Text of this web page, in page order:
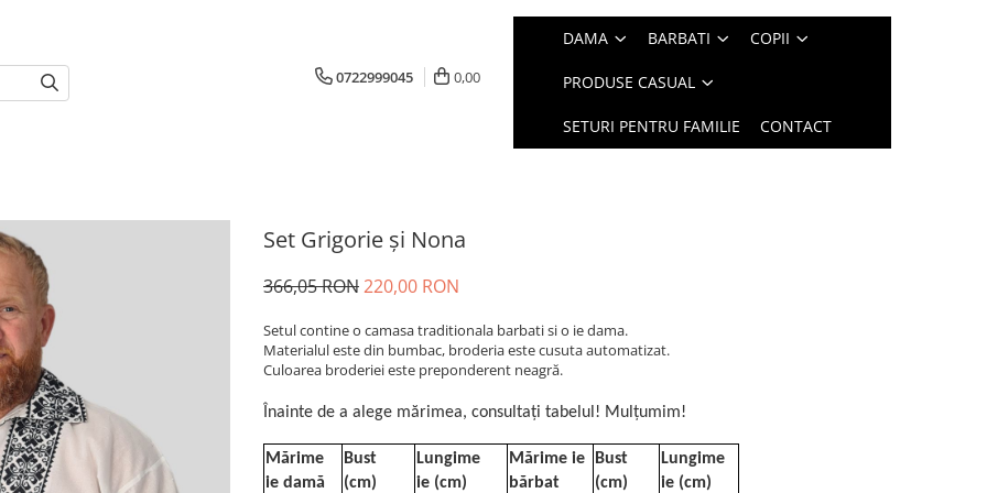
0722999045 0,00
DAMA BARBATI COPII
PRODUSE CASUAL
SETURI PENTRU FAMILIE CONTACT
Set Grigorie și Nona
366,05 RON220,00 RON
Setul contine o camasa traditionala barbati si o ie dama.
Materialul este din bumbac, broderia este cusuta automatizat.
Culoarea broderiei este preponderent neagră.
Înainte de a alege mărimea, consultați tabelul! Mulțumim!
Mărime
ie damă
Bust
(cm)
Lungime
ie (cm)
Mărime ie
bărbat
Bust
(cm)
Lungime
ie (cm)